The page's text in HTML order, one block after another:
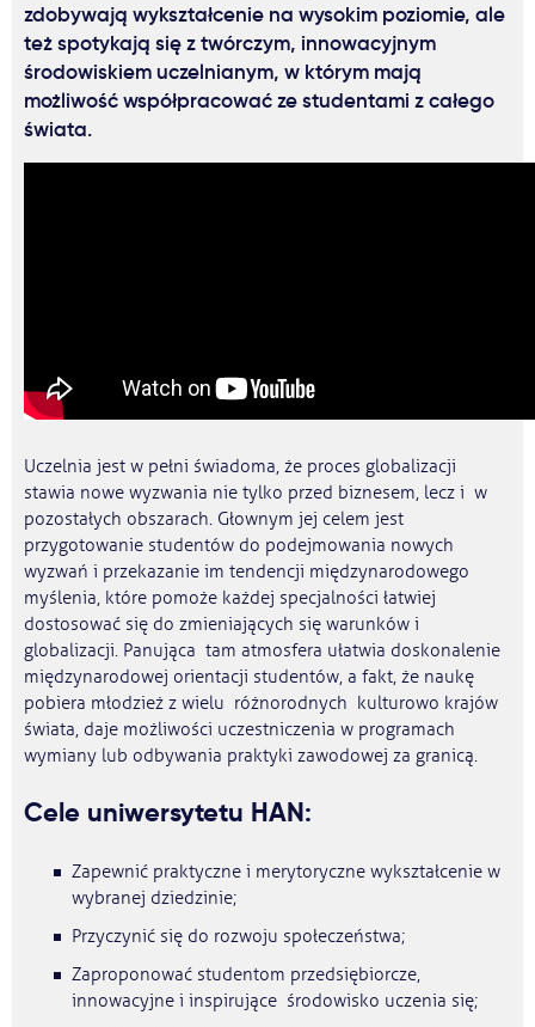
zdobywają wykształcenie na wysokim poziomie, ale
też spotykają się z twórczym, innowacyjnym
środowiskiem uczelnianym, w którym mają
możliwość współpracować ze studentami z całego
świata.
Uczelnia jest w pełni świadoma, że proces globalizacji
stawia nowe wyzwania nie tylko przed biznesem, lecz i w
pozostałych obszarach. Głownym jej celem jest
przygotowanie studentów do podejmowania nowych
wyzwań i przekazanie im tendencji międzynarodowego
myślenia, które pomoże każdej specjalności łatwiej
dostosować się do zmieniających się warunków i
globalizacji. Panująca tam atmosfera ułatwia doskonalenie
międzynarodowej orientacji studentów, a fakt, że naukę
pobiera młodzież z wielu różnorodnych kulturowo krajów
świata, daje możliwości uczestniczenia w programach
wymiany lub odbywania praktyki zawodowej za granicą.
Cele uniwersytetu HAN:
Zapewnić praktyczne i merytoryczne wykształcenie w
wybranej dziedzinie;
Przyczynić się do rozwoju społeczeństwa;
Zaproponować studentom przedsiębiorcze,
innowacyjne i inspirujące środowisko uczenia się;